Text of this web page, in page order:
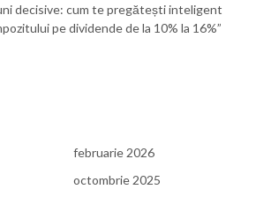
decisive: cum te pregătești inteligent
pe dividende de la 10% la 16%”
februarie 2026
octombrie 2025